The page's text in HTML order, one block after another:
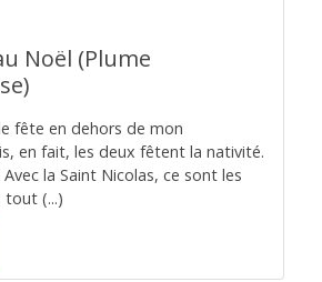
Noël (Plume
fête en dehors de mon
en fait, les deux fêtent la nativité.
Avec la Saint Nicolas, ce sont les
(...)